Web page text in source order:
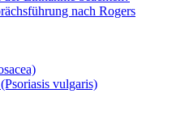
nach Rogers
vulgaris)